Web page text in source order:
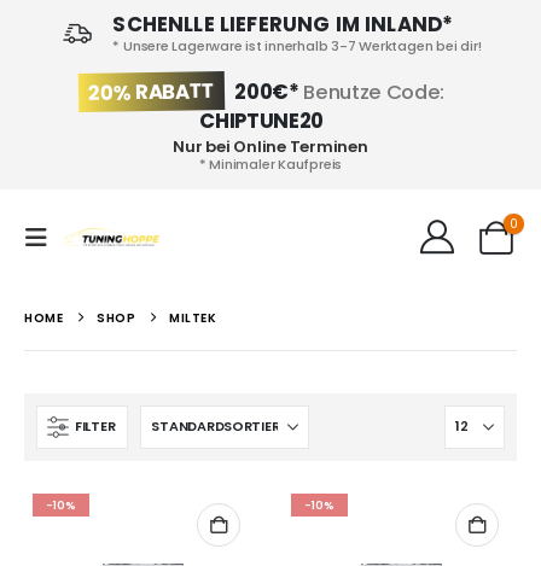
SCHENLLE LIEFERUNG IM INLAND*
* Unsere Lagerware ist innerhalb 3-7 Werktagen bei dir!
20% RABATT 200€* Benutze Code:
CHIPTUNE20
Nur bei Online Terminen
* Minimaler Kaufpreis
0
HOME SHOP MILTEK
FILTER
-10% -10%